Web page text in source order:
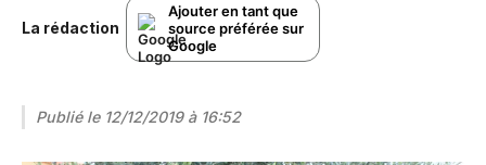
La rédaction
Ajouter en tant que
source préférée sur
Google
Publié le 12/12/2019 à 16:52